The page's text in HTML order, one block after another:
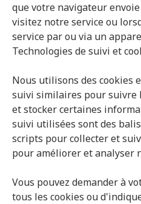
que votre navigateur
visitez notre service ou
service par ou via un
Technologies de suivi et
Nous utilisons des cookies
suivi similaires pour suivre
et stocker certaines
suivi utilisées sont des
scripts pour collecter et
pour améliorer et analyser
Vous pouvez demander à
tous les cookies ou